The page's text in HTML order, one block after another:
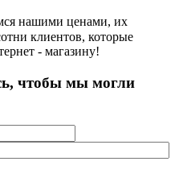
нашими ценами, их
клиентов, которые
- магазину!
чтобы мы могли